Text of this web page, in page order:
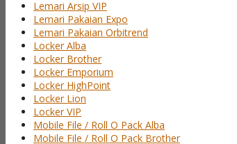
Lemari Arsip VIP
Lemari Pakaian Expo
Lemari Pakaian Orbitrend
Locker Alba
Locker Brother
Locker Emporium
Locker HighPoint
Locker Lion
Locker VIP
Mobile File / Roll O Pack Alba
Mobile File / Roll O Pack Brother